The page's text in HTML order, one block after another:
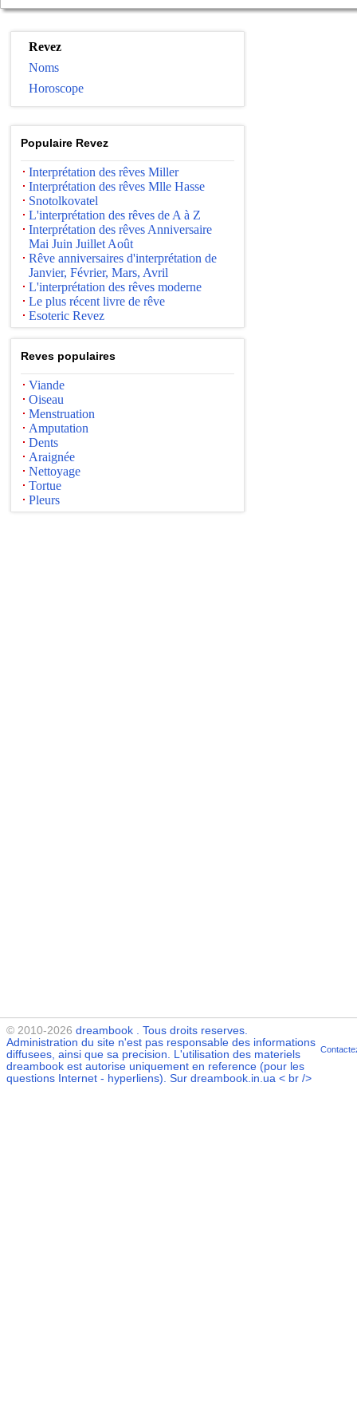
Revez
Noms
Horoscope
Populaire Revez
Interprétation des rêves Miller
Interprétation des rêves Mlle Hasse
Snotolkovatel
L'interprétation des rêves de A à Z
Interprétation des rêves Anniversaire
Mai Juin Juillet Août
Rêve anniversaires d'interprétation de
Janvier, Février, Mars, Avril
L'interprétation des rêves moderne
Le plus récent livre de rêve
Esoteric Revez
Reves populaires
Viande
Oiseau
Menstruation
Amputation
Dents
Araignée
Nettoyage
Tortue
Pleurs
© 2010-2026 dreambook . Tous droits reserves.
Administration du site n'est pas responsable des informations
diffusees, ainsi que sa precision. L'utilisation des materiels
dreambook est autorise uniquement en reference (pour les
questions Internet - hyperliens). Sur dreambook.in.ua < br />